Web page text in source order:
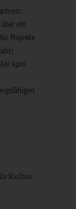
ein
Projekte
April
Kultus